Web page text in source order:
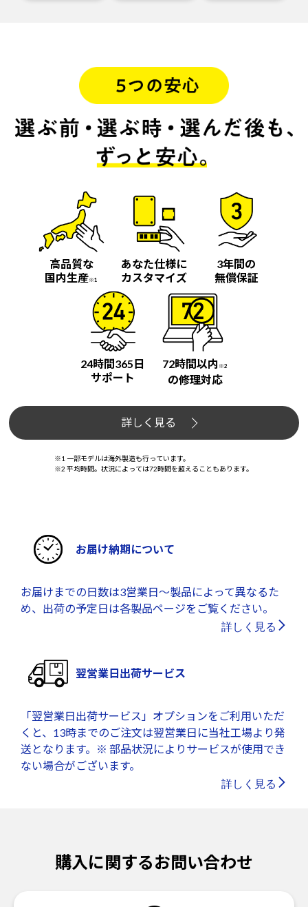
高品質な
国内生産※1
あなた仕様に
カスタマイズ
3年間の
無償保証
24時間365日
サポート
72時間以内 ※2
の修理対応
詳しく見る
※1 一部モデルは海外製造も行っています。
※2 平均時間。状況によっては72時間を超えることもあります。
お届け納期について
お届けまでの日数は3営業日～製品によって異なるた
め、出荷の予定日は各製品ページをご覧ください。
詳しく見る
翌営業日出荷サービス
「翌営業日出荷サービス」オプションをご利用いただ
くと、13時までのご注文は翌営業日に当社工場より発
送となります。※ 部品状況によりサービスが使用でき
ない場合がございます。
詳しく見る
購入に関するお問い合わせ